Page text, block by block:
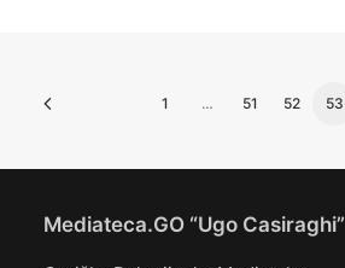
1 … 51 52 53
Mediateca.GO “Ugo Casiraghi”